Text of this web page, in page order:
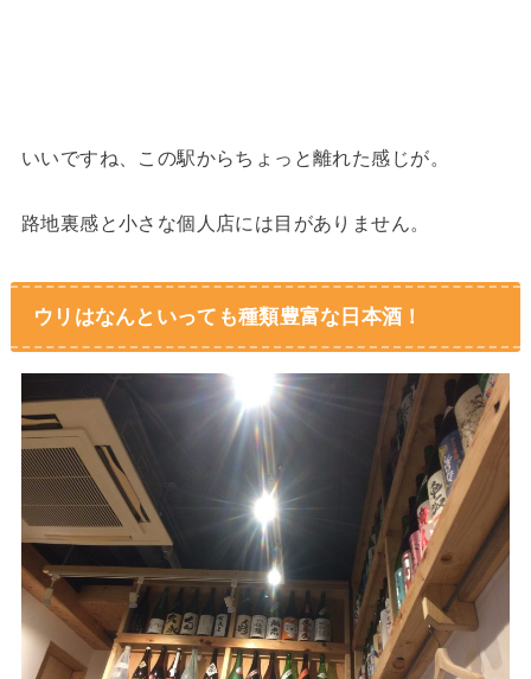
いいですね、この駅からちょっと離れた感じが。
路地裏感と小さな個人店には目がありません。
ウリはなんといっても種類豊富な日本酒！